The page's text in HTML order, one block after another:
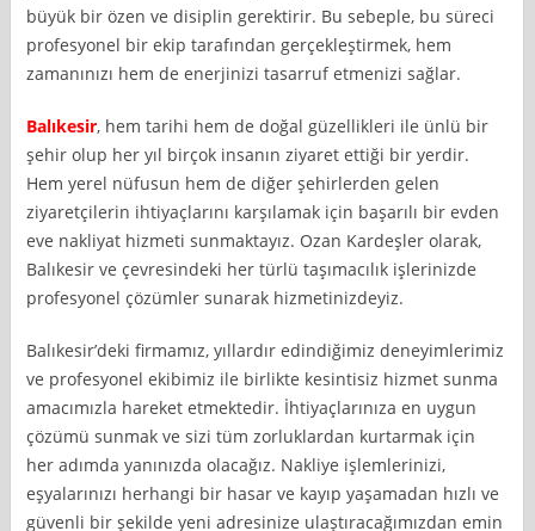
büyük bir özen ve disiplin gerektirir. Bu sebeple, bu süreci
profesyonel bir ekip tarafından gerçekleştirmek, hem
zamanınızı hem de enerjinizi tasarruf etmenizi sağlar.
Balıkesir, hem tarihi hem de doğal güzellikleri ile ünlü bir
şehir olup her yıl birçok insanın ziyaret ettiği bir yerdir.
Hem yerel nüfusun hem de diğer şehirlerden gelen
ziyaretçilerin ihtiyaçlarını karşılamak için başarılı bir evden
eve nakliyat hizmeti sunmaktayız. Ozan Kardeşler olarak,
Balıkesir ve çevresindeki her türlü taşımacılık işlerinizde
profesyonel çözümler sunarak hizmetinizdeyiz.
Balıkesir’deki firmamız, yıllardır edindiğimiz deneyimlerimiz
ve profesyonel ekibimiz ile birlikte kesintisiz hizmet sunma
amacımızla hareket etmektedir. İhtiyaçlarınıza en uygun
çözümü sunmak ve sizi tüm zorluklardan kurtarmak için
her adımda yanınızda olacağız. Nakliye işlemlerinizi,
eşyalarınızı herhangi bir hasar ve kayıp yaşamadan hızlı ve
güvenli bir şekilde yeni adresinize ulaştıracağımızdan emin